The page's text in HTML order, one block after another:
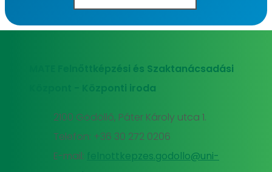
MATE Felnőttképzési és Szaktanácsadási
Központ - Központi iroda
2100 Gödöllő, Páter Károly utca 1.
Telefon: +36 30 272 0206
E-mail:
felnottkepzes.godollo@uni-